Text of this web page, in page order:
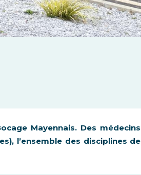
Mayennais. Des médecins
l’ensemble des disciplines de